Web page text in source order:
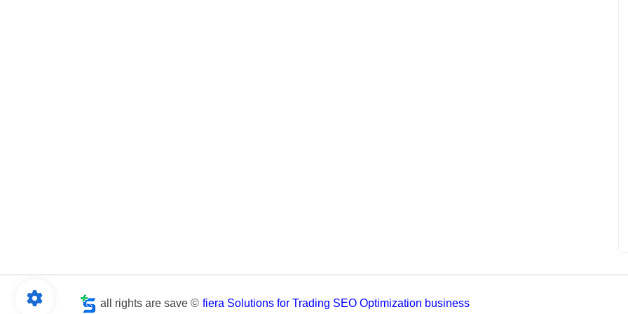
all rights are save © fiera Solutions for Trading SEO Optimization business